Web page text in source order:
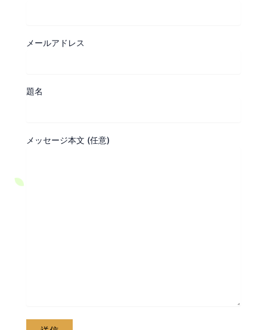
メールアドレス
題名
メッセージ本文 (任意)